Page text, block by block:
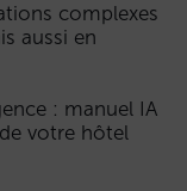
complexes
aussi en
: manuel IA
votre hôtel